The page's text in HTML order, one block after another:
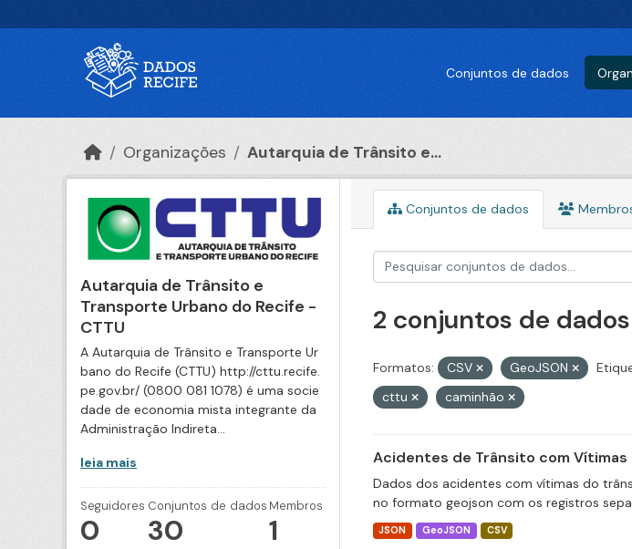
Conjuntos de dados
Organizações Autarquia de Trânsito e...
Autarquia de Trânsito e
Transporte Urbano do Recife -
CTTU
A Autarquia de Trânsito e Transporte Ur
bano do Recife (CTTU) http://cttu.recife.
pe.gov.br/ (0800 081 1078) é uma socie
dade de economia mista integrante da
Administração Indireta...
leia mais
Seguidores
0
Conjuntos de dados
30
Membros
1
Conjuntos de dados
2 conjuntos de
Formatos: CSV GeoJSON
cttu
caminhão
Acidentes de Trânsito com Vítimas
Dados dos acidentes com vítimas do
no formato geojson com os registros
JSON GeoJSON CSV